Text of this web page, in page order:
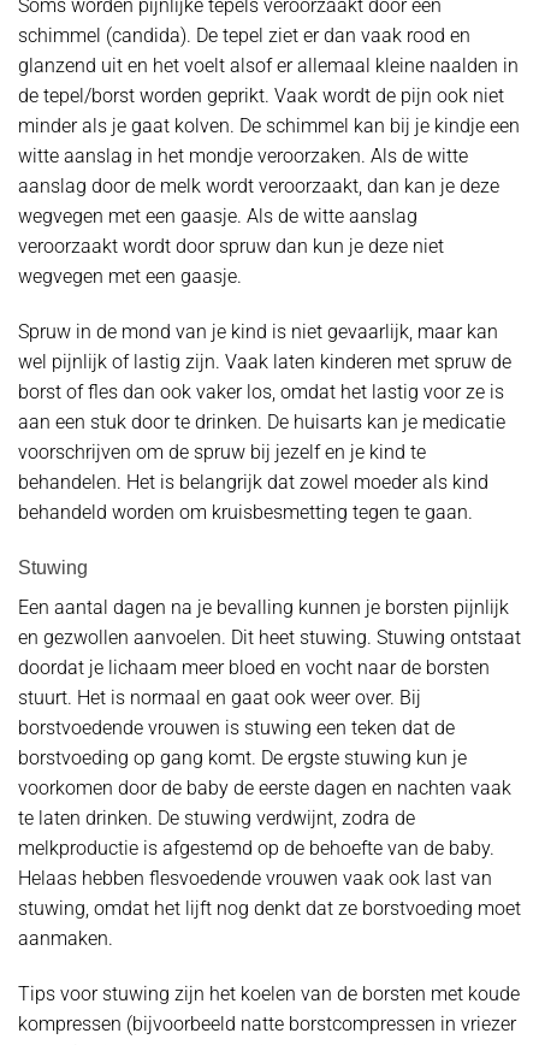
Soms worden pijnlijke tepels veroorzaakt door een
schimmel (candida). De tepel ziet er dan vaak rood en
glanzend uit en het voelt alsof er allemaal kleine naalden in
de tepel/borst worden geprikt. Vaak wordt de pijn ook niet
minder als je gaat kolven. De schimmel kan bij je kindje een
witte aanslag in het mondje veroorzaken. Als de witte
aanslag door de melk wordt veroorzaakt, dan kan je deze
wegvegen met een gaasje. Als de witte aanslag
veroorzaakt wordt door spruw dan kun je deze niet
wegvegen met een gaasje.
Spruw in de mond van je kind is niet gevaarlijk, maar kan
wel pijnlijk of lastig zijn. Vaak laten kinderen met spruw de
borst of fles dan ook vaker los, omdat het lastig voor ze is
aan een stuk door te drinken. De huisarts kan je medicatie
voorschrijven om de spruw bij jezelf en je kind te
behandelen. Het is belangrijk dat zowel moeder als kind
behandeld worden om kruisbesmetting tegen te gaan.
Stuwing
Een aantal dagen na je bevalling kunnen je borsten pijnlijk
en gezwollen aanvoelen. Dit heet stuwing. Stuwing ontstaat
doordat je lichaam meer bloed en vocht naar de borsten
stuurt. Het is normaal en gaat ook weer over. Bij
borstvoedende vrouwen is stuwing een teken dat de
borstvoeding op gang komt. De ergste stuwing kun je
voorkomen door de baby de eerste dagen en nachten vaak
te laten drinken. De stuwing verdwijnt, zodra de
melkproductie is afgestemd op de behoefte van de baby.
Helaas hebben flesvoedende vrouwen vaak ook last van
stuwing, omdat het lijft nog denkt dat ze borstvoeding moet
aanmaken.
Tips voor stuwing zijn het koelen van de borsten met koude
kompressen (bijvoorbeeld natte borstcompressen in vriezer